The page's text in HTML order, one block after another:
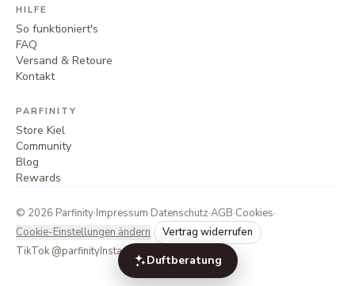
Duftberatung
HILFE
So funktioniert's
FAQ
Versand & Retoure
Kontakt
PARFINITY
Store Kiel
Community
Blog
Rewards
© 2026 Parfinity·Impressum·Datenschutz·AGB·Cookies·
Cookie-Einstellungen ändern
Vertrag widerrufen
TikTok @parfinityInstagram @parfinity.de